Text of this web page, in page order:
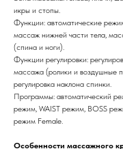
икры и стопы.
Функции: автоматические
массаж нижней части тела,
(спина и ноги).
Функции регулировки:
массажа (ролики и воздушные
регулировка наклона спинки.
Программы: автоматический
режим, WAIST режим, BOSS
режим Female.
Особенности массажного